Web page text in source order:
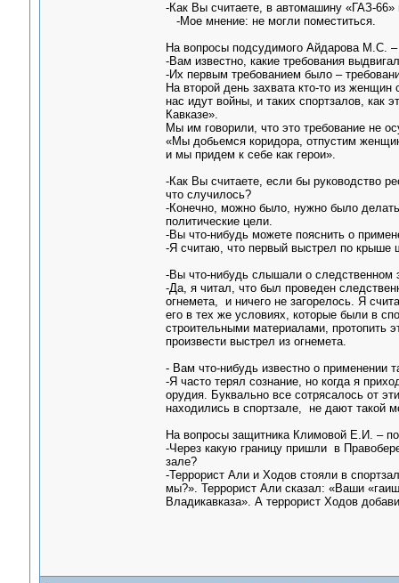
-Как Вы считаете, в автомашину «ГАЗ-
-Мое мнение: не могли поместиться.
На вопросы подсудимого Айдарова М.С.
-Вам известно, какие требования
-Их первым требованием было –
На второй день захвата кто-то из
нас идут войны, и таких спортзалов, как
Кавказе».
Мы им говорили, что это требование не
«Мы добьемся коридора, отпустим
и мы придем к себе как герои».
-Как Вы считаете, если бы руководство
что случилось?
-Конечно, можно было, нужно было
политические цели.
-Вы что-нибудь можете пояснить о
-Я считаю, что первый выстрел по крыше
-Вы что-нибудь слышали о следственном
-Да, я читал, что был проведен
огнемета, и ничего не загорелось. Я
его в тех же условиях, которые были в
строительными материалами, протопить
произвести выстрел из огнемета.
- Вам что-нибудь известно о применении
-Я часто терял сознание, но когда я
орудия. Буквально все сотрясалось от
находились в спортзале, не дают такой
На вопросы защитника Климовой Е.И. –
-Через какую границу пришли в
зале?
-Террорист Али и Ходов стояли в
мы?». Террорист Али сказал: «Ваши
Владикавказа». А террорист Ходов